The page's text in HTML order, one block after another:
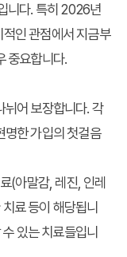
니다. 특히 2026년
인 관점에서 지금부
중요합니다.
뉘어 보장합니다. 각
명한 가입의 첫걸음
(아말감, 레진, 인레
료 등이 해당됩니
있는 치료들입니